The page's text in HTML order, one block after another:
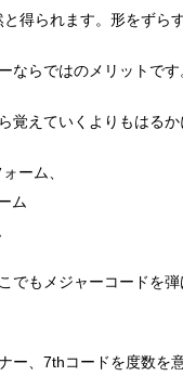
得られます。形をずら
ならではのメリットです
覚えていくよりもはるか
ーム、
ム
でもメジャーコードを弾
ー、7thコードを度数を